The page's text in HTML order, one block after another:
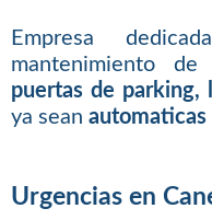
Empresa
mantenimiento
puertas de parking,
ya sean automaticas
Urgencias en